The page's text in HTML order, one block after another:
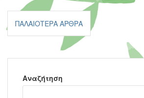
Πλοήγηση
άρθρων
ΠΑΛΑΙΌΤΕΡΑ ΆΡΘΡΑ
Αναζήτηση